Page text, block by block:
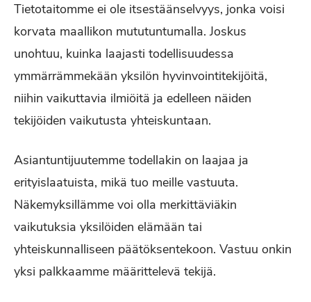
Tietotaitomme ei ole itsestäänselvyys, jonka voisi
korvata maallikon mututuntumalla. Joskus
unohtuu, kuinka laajasti todellisuudessa
ymmärrämmekään yksilön hyvinvointitekijöitä,
niihin vaikuttavia ilmiöitä ja edelleen näiden
tekijöiden vaikutusta yhteiskuntaan.
Asiantuntijuutemme todellakin on laajaa ja
erityislaatuista, mikä tuo meille vastuuta.
Näkemyksillämme voi olla merkittäviäkin
vaikutuksia yksilöiden elämään tai
yhteiskunnalliseen päätöksentekoon. Vastuu onkin
yksi palkkaamme määrittelevä tekijä.